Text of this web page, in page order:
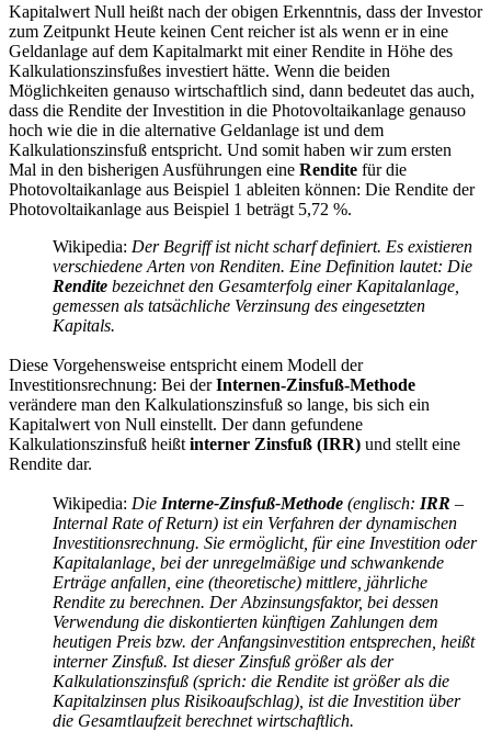
Kapitalwert Null heißt nach der obigen Erkenntnis, dass der Investor
zum Zeitpunkt Heute keinen Cent reicher ist als wenn er in eine
Geldanlage auf dem Kapitalmarkt mit einer Rendite in Höhe des
Kalkulationszinsfußes investiert hätte. Wenn die beiden
Möglichkeiten genauso wirtschaftlich sind, dann bedeutet das auch,
dass die Rendite der Investition in die Photovoltaikanlage genauso
hoch wie die in die alternative Geldanlage ist und dem
Kalkulationszinsfuß entspricht. Und somit haben wir zum ersten
Mal in den bisherigen Ausführungen eine Rendite für die
Photovoltaikanlage aus Beispiel 1 ableiten können: Die Rendite der
Photovoltaikanlage aus Beispiel 1 beträgt 5,72 %.
Wikipedia: Der Begriff ist nicht scharf definiert. Es existieren
verschiedene Arten von Renditen. Eine Definition lautet: Die
Rendite bezeichnet den Gesamterfolg einer Kapitalanlage,
gemessen als tatsächliche Verzinsung des eingesetzten
Kapitals.
Diese Vorgehensweise entspricht einem Modell der
Investitionsrechnung: Bei derInternen-Zinsfuß-Methode
verändere man den Kalkulationszinsfuß so lange, bis sich ein
Kapitalwert von Null einstellt. Der dann gefundene
Kalkulationszinsfuß heißt interner Zinsfuß (IRR) und stellt eine
Rendite dar.
Wikipedia: Die Interne-Zinsfuß-Methode (englisch: IRR –
Internal Rate of Return) ist ein Verfahren der dynamischen
Investitionsrechnung. Sie ermöglicht, für eine Investition oder
Kapitalanlage, bei der unregelmäßige und schwankende
Erträge anfallen, eine (theoretische) mittlere, jährliche
Rendite zu berechnen. Der Abzinsungsfaktor, bei dessen
Verwendung die diskontierten künftigen Zahlungen dem
heutigen Preis bzw. der Anfangsinvestition entsprechen, heißt
interner Zinsfuß. Ist dieser Zinsfuß größer als der
Kalkulationszinsfuß (sprich: die Rendite ist größer als die
Kapitalzinsen plus Risikoaufschlag), ist die Investition über
die Gesamtlaufzeit berechnet wirtschaftlich.